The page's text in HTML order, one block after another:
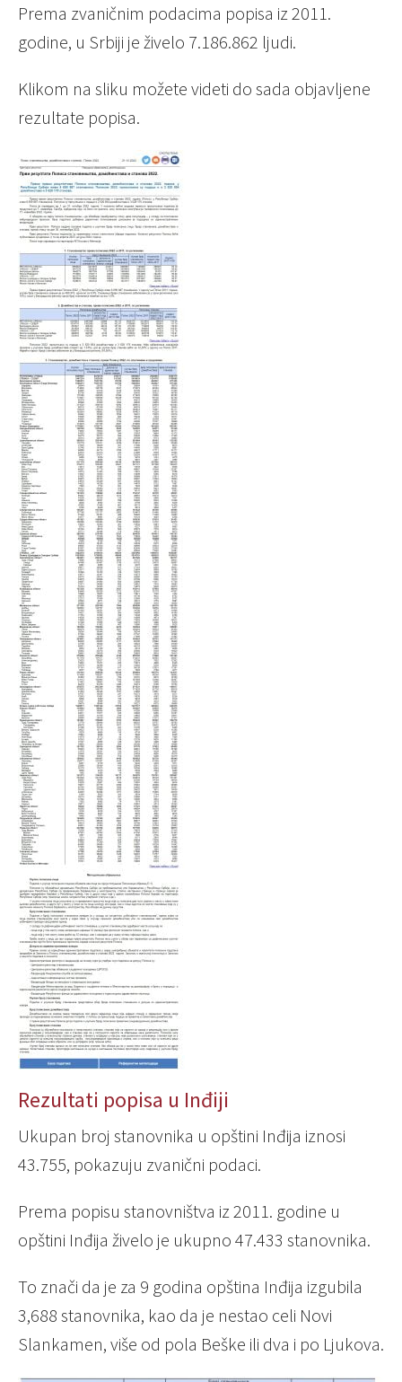
Prema zvaničnim podacima popisa iz 2011.
godine, u Srbiji je živelo 7.186.862 ljudi.
Klikom na sliku možete videti do sada objavljene
rezultate popisa.
Rezultati popisa u Inđiji
Ukupan broj stanovnika u opštini Inđija iznosi
43.755, pokazuju zvanični podaci.
Prema popisu stanovništva iz 2011. godine u
opštini Inđija živelo je ukupno 47.433 stanovnika.
To znači da je za 9 godina opština Inđija izgubila
3,688 stanovnika, kao da je nestao celi Novi
Slankamen, više od pola Beške ili dva i po Ljukova.